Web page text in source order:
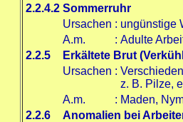
2.2.4.2 Sommerruhr
Ursachen : ungünstige
A.m.
: Adulte
2.2.5
Erkältete Brut
Ursachen :
z. B. Pilze,
A.m.
: Maden,
2.2.6
Anomalien bei